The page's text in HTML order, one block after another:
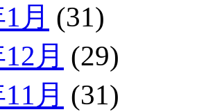
月 (31)
月 (29)
月 (31)